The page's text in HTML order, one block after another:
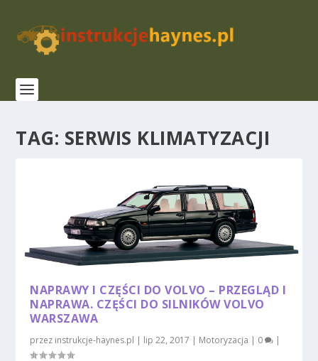
TAG: SERWIS KLIMATYZACJI
NAPRAWY I CZĘŚCI DO VOLVO – PRZEGLĄD I
NAPRAWA. CZĘŚCI DO SILNIKÓW VOLVO
WARSZAWA
przez instrukcje-haynes.pl | lip 22, 2017 | Motoryzacja | 0 |